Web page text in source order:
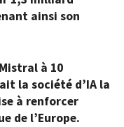
ainsi son
à 10
la société d’IA la
à renforcer
de l’Europe.